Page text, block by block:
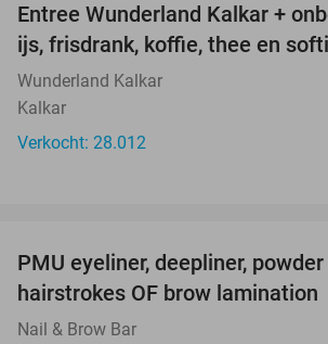
Entree Wunderland Kalkar +
ijs, frisdrank, koffie, thee en
Wunderland Kalkar
Kalkar
Verkocht: 28.012
PMU eyeliner, deepliner,
hairstrokes OF brow lamination
Nail & Brow Bar